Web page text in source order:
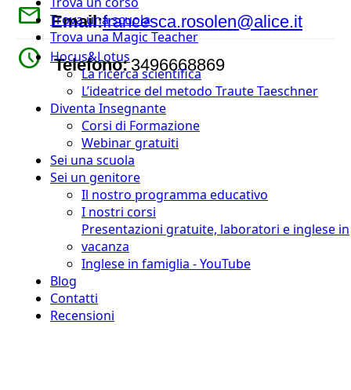
Trova una scuola
Trova una Magic Teacher
Hocus&Lotus
La ricerca scientifica
L’ideatrice del metodo Traute Taeschner
Diventa Insegnante
Corsi di Formazione
Webinar gratuiti
Sei una scuola
Sei un genitore
Il nostro programma educativo
I nostri corsi
Presentazioni gratuite, laboratori e inglese in
vacanza
Inglese in famiglia - YouTube
Blog
Contatti
Recensioni
mail Email:francesca.rosolen@alice.it
watch_later Telefono: 3496668869